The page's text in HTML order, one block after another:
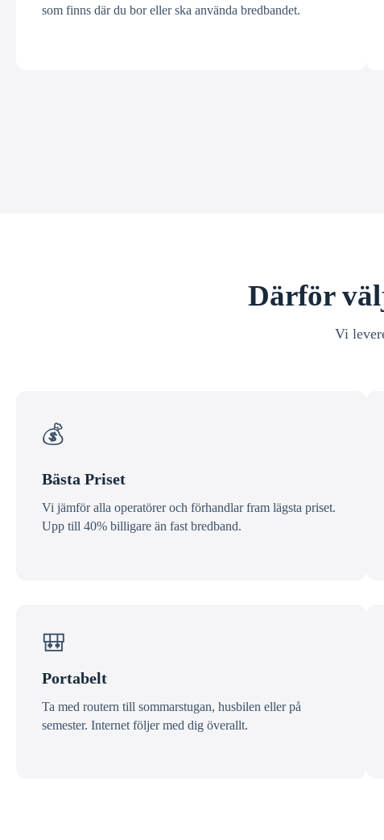
som finns där du bor eller ska använda bredbandet.
Därför
Vi
💰
Bästa Priset
Vi jämför alla operatörer och förhandlar fram lägsta priset.
Upp till 40% billigare än fast bredband.
🎒
Portabelt
Ta med routern till sommarstugan, husbilen eller på
semester. Internet följer med dig överallt.